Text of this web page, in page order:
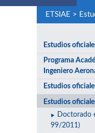
ETSIAE >
Estudios
Programa
Ingeniero
Estudios
Estudios
Doctorado
99/2011)